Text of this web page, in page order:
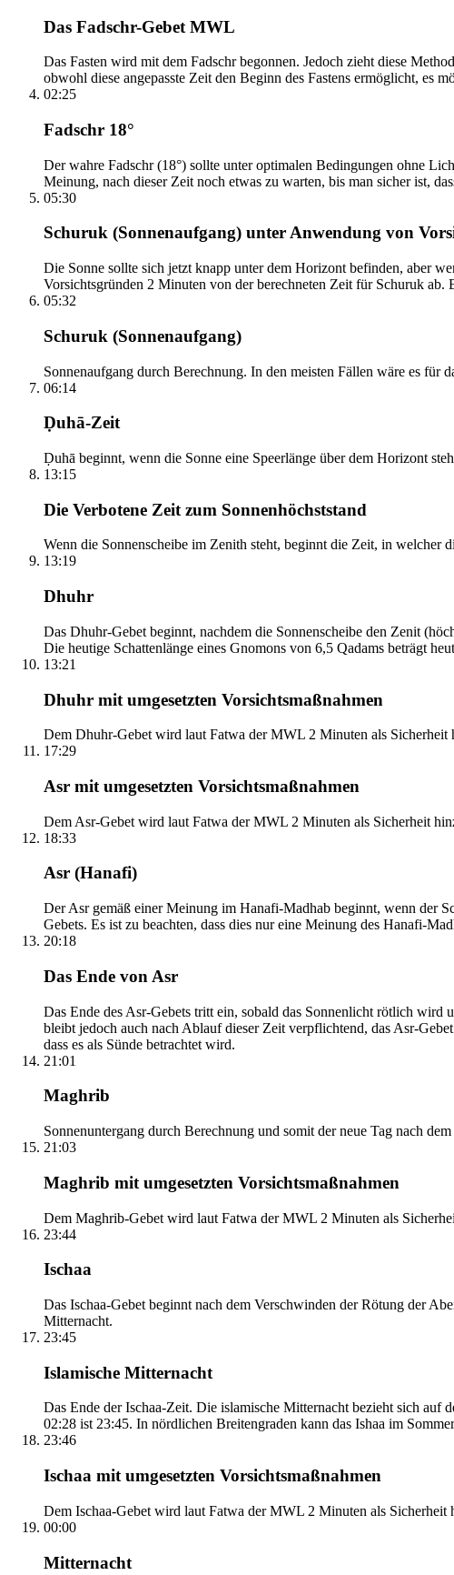
Das Fadschr-Gebet MWL
Das Fasten wird mit dem Fadschr begonnen. Jedoch zieht diese
obwohl diese angepasste Zeit den Beginn des Fastens ermöglicht, es
02:25
Fadschr 18°
Der wahre Fadschr (18°) sollte unter optimalen Bedingungen ohne
Meinung, nach dieser Zeit noch etwas zu warten, bis man sicher ist,
05:30
Schuruk (Sonnenaufgang) unter Anwendung von
Die Sonne sollte sich jetzt knapp unter dem Horizont befinden, aber
Vorsichtsgründen 2 Minuten von der berechneten Zeit für Schuruk ab.
05:32
Schuruk (Sonnenaufgang)
Sonnenaufgang durch Berechnung. In den meisten Fällen wäre es für
06:14
Ḍuhā-Zeit
Ḍuhā beginnt, wenn die Sonne eine Speerlänge über dem Horizont
13:15
Die Verbotene Zeit zum Sonnenhöchststand
Wenn die Sonnenscheibe im Zenith steht, beginnt die Zeit, in
13:19
Dhuhr
Das Dhuhr-Gebet beginnt, nachdem die Sonnenscheibe den Zenit
Die heutige Schattenlänge eines Gnomons von 6,5 Qadams beträgt
13:21
Dhuhr mit umgesetzten Vorsichtsmaßnahmen
Dem Dhuhr-Gebet wird laut Fatwa der MWL 2 Minuten als Sicherheit
17:29
Asr mit umgesetzten Vorsichtsmaßnahmen
Dem Asr-Gebet wird laut Fatwa der MWL 2 Minuten als Sicherheit
18:33
Asr (Hanafi)
Der Asr gemäß einer Meinung im Hanafi-Madhab beginnt, wenn der
Gebets. Es ist zu beachten, dass dies nur eine Meinung des Hanafi-
20:18
Das Ende von Asr
Das Ende des Asr-Gebets tritt ein, sobald das Sonnenlicht rötlich wird
bleibt jedoch auch nach Ablauf dieser Zeit verpflichtend, das Asr-
dass es als Sünde betrachtet wird.
21:01
Maghrib
Sonnenuntergang durch Berechnung und somit der neue Tag nach
21:03
Maghrib mit umgesetzten Vorsichtsmaßnahmen
Dem Maghrib-Gebet wird laut Fatwa der MWL 2 Minuten als
23:44
Ischaa
Das Ischaa-Gebet beginnt nach dem Verschwinden der Rötung der
Mitternacht.
23:45
Islamische Mitternacht
Das Ende der Ischaa-Zeit. Die islamische Mitternacht bezieht sich
02:28 ist 23:45. In nördlichen Breitengraden kann das Ishaa im
23:46
Ischaa mit umgesetzten Vorsichtsmaßnahmen
Dem Ischaa-Gebet wird laut Fatwa der MWL 2 Minuten als Sicherheit
00:00
Mitternacht